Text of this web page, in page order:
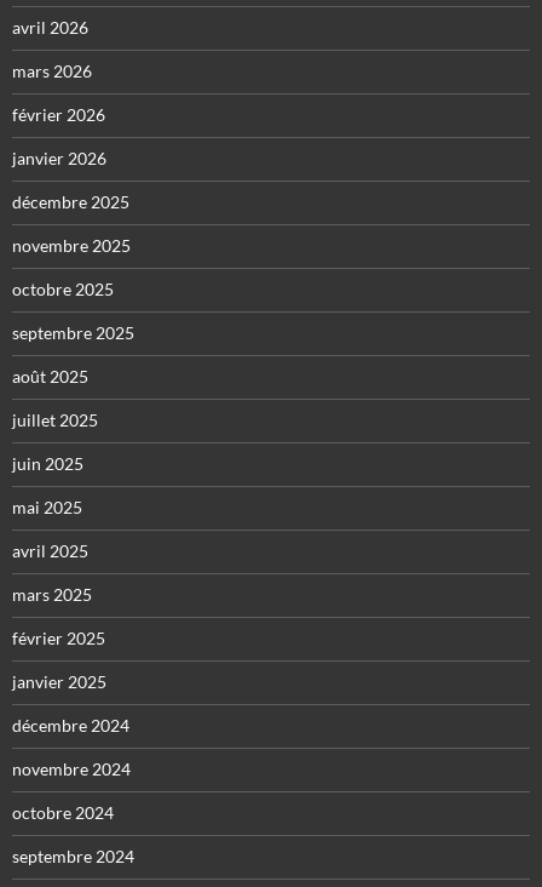
avril 2026
mars 2026
février 2026
janvier 2026
décembre 2025
novembre 2025
octobre 2025
septembre 2025
août 2025
juillet 2025
juin 2025
mai 2025
avril 2025
mars 2025
février 2025
janvier 2025
décembre 2024
novembre 2024
octobre 2024
septembre 2024